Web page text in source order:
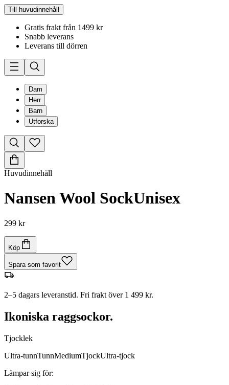
Till huvudinnehåll
Gratis frakt från 1499 kr
Snabb leverans
Leverans till dörren
Dam
Herr
Barn
Utforska
Huvudinnehåll
Nansen Wool SockUnisex
299 kr
Köp
Spara som favorit
2–5 dagars leveranstid. Fri frakt över 1 499 kr.
Ikoniska raggsockor.
Tjocklek
Ultra-tunnTunnMediumTjockUltra-tjock
Lämpar sig för: